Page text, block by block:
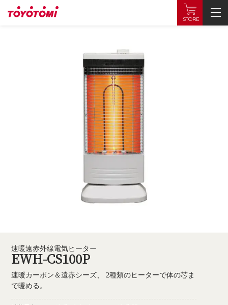
STORE
速暖遠赤外線電気ヒーター
EWH-CS100P
速暖カーボン＆遠赤シーズ、 2種類のヒーターで体の芯ま
で暖める。